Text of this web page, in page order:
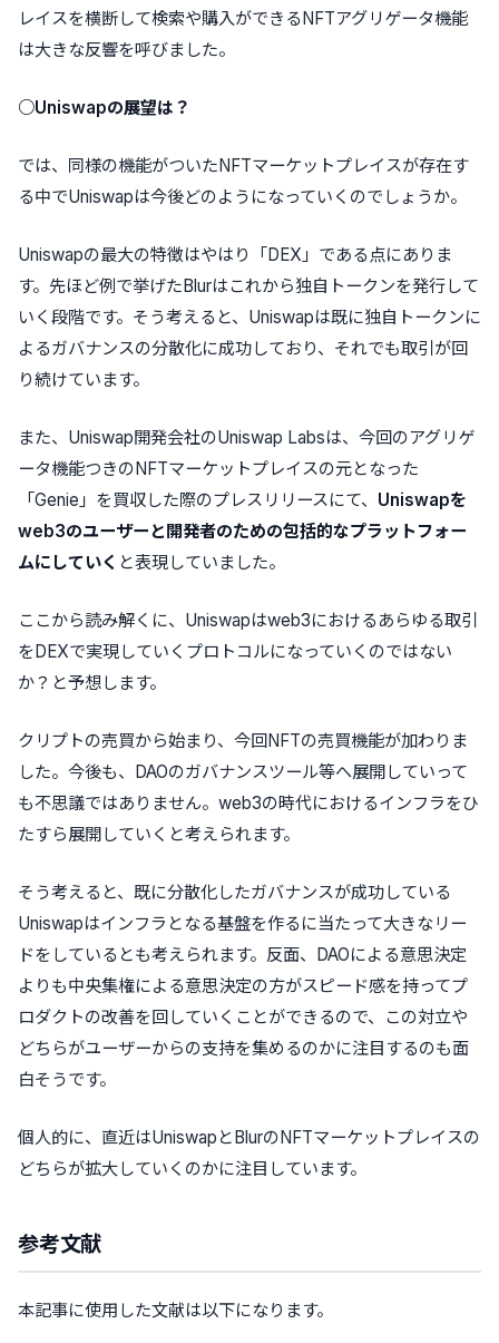
レイスを横断して検索や購入ができるNFTアグリゲータ機能
は大きな反響を呼びました。
○Uniswapの展望は ？
では、同様の機能がついたNFTマーケットプレイスが存在す
る中でUniswapは今後どのようになっていくのでしょうか。
Uniswapの最大の特徴はやはり「DEX」である点にありま
す。先ほど例で挙げたBlurはこれから独自トークンを発行して
いく段階です。そう考えると、Uniswapは既に独自トークンに
よるガバナンスの分散化に成功しており、それでも取引が回
り続けています。
また、Uniswap開発会社のUniswap Labsは、今回のアグリゲ
ータ機能つきのNFTマーケットプレイスの元となった
「Genie」を買収した際のプレスリリースにて、 Uniswapを
web3のユーザーと開発者のための包括的なプラットフォー
ムにしていく と表現していました。
ここから読み解くに、Uniswapはweb3におけるあらゆる取引
をDEXで実現していくプロトコルになっていくのではない
か？と予想します。
クリプトの売買から始まり、今回NFTの売買機能が加わりま
した。今後も、DAOのガバナンスツール等へ展開していって
も不思議ではありません。web3の時代におけるインフラをひ
たすら展開していくと考えられます。
そう考えると、既に分散化したガバナンスが成功している
Uniswapはインフラとなる基盤を作るに当たって大きなリー
ドをしているとも考えられます。反面、DAOによる意思決定
よりも中央集権による意思決定の方がスピード感を持ってプ
ロダクトの改善を回していくことができるので、この対立や
どちらがユーザーからの支持を集めるのかに注目するのも面
白そうです。
個人的に、直近はUniswapとBlurのNFTマーケットプレイスの
どちらが拡大していくのかに注目しています。
参考文献
本記事に使用した文献は以下になります。